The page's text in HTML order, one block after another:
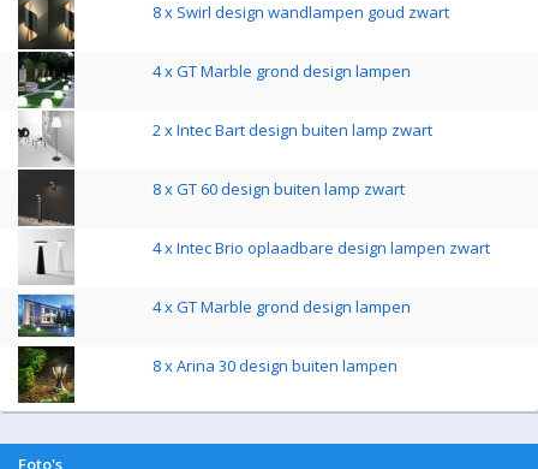
8 x Swirl design wandlampen goud zwart
4 x GT Marble grond design lampen
2 x Intec Bart design buiten lamp zwart
8 x GT 60 design buiten lamp zwart
4 x Intec Brio oplaadbare design lampen zwart
4 x GT Marble grond design lampen
8 x Arina 30 design buiten lampen
Foto's